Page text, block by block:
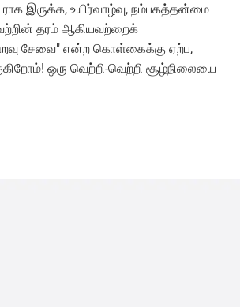
இருக்க, உயிர்வாழ்வு, நம்பகத்தன்மை
தரம் ஆகியவற்றைக்
சேவை" என்ற கொள்கைக்கு ஏற்ப,
ஒரு வெற்றி-வெற்றி சூழ்நிலையை